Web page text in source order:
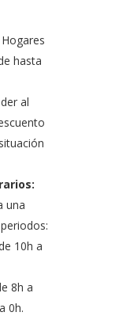
Hogares
hasta
al
una
10h a
8h a
0h.